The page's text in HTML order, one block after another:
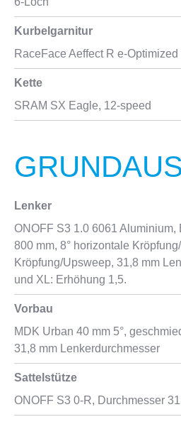
Kurbelgarnitur
RaceFace Aeffect R e-
Kette
SRAM SX Eagle, 12-speed
Lenker
ONOFF S3 1.0 6061 Aluminium,
800 mm, 8° horizontale
Kröpfung/Upsweep, 31,8 mm
und XL: Erhöhung 1,5.
Vorbau
MDK Urban 40 mm 5°,
31,8 mm Lenkerdurchmesser
Sattelstütze
ONOFF S3 0-R, Durchmesser